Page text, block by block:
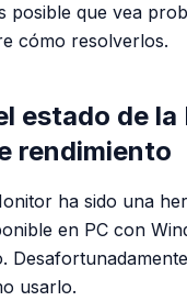
posible que vea
cómo resolverlos.
estado de la
rendimiento
ha sido una
en PC con
usarlo.